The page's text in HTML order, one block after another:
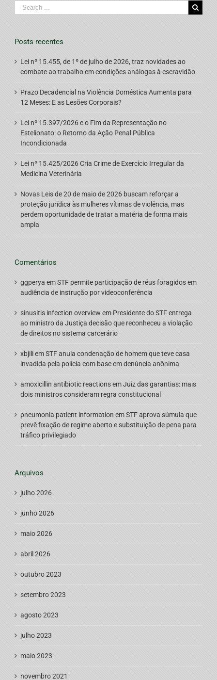
Search
for:
Posts recentes
Lei nº 15.455, de 1º de julho de 2026, traz novidades ao
combate ao trabalho em condições análogas à escravidão
Prazo Decadencial na Violência Doméstica Aumenta para
12 Meses: E as Lesões Corporais?
Lei nº 15.397/2026 e o Fim da Representação no
Estelionato: o Retorno da Ação Penal Pública
Incondicionada
Lei nº 15.425/2026 Cria Crime de Exercício Irregular da
Medicina Veterinária
Novas Leis de 20 de maio de 2026 buscam reforçar a
proteção jurídica às mulheres vítimas de violência, mas
perdem oportunidade de tratar a matéria de forma mais
ampla
Comentários
ggperya emSTF permite participação de réus foragidos em
audiência de instrução por videoconferência
sinusitis infection overview em Presidente do STF entrega
ao ministro da Justiça decisão que reconheceu a violação
de direitos no sistema carcerário
xbjiliemSTF anula condenação de homem que teve casa
invadida pela polícia com base em denúncia anônima
amoxicillin antibiotic reactionsemJuiz das garantias: mais
dois ministros consideram regra constitucional
pneumonia patient information emSTF aprova súmula que
prevê fixação de regime aberto e substituição de pena para
tráfico privilegiado
Arquivos
julho 2026
junho 2026
maio 2026
abril 2026
outubro 2023
setembro 2023
agosto 2023
julho 2023
maio 2023
novembro 2021